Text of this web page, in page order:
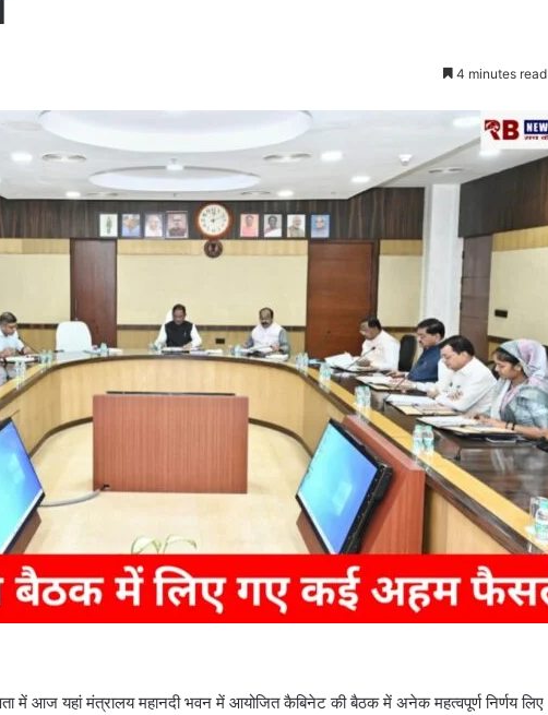
4 minutes read
में आज यहां मंत्रालय महानदी भवन में आयोजित कैबिनेट की बैठक में अनेक महत्वपूर्ण निर्णय लिए